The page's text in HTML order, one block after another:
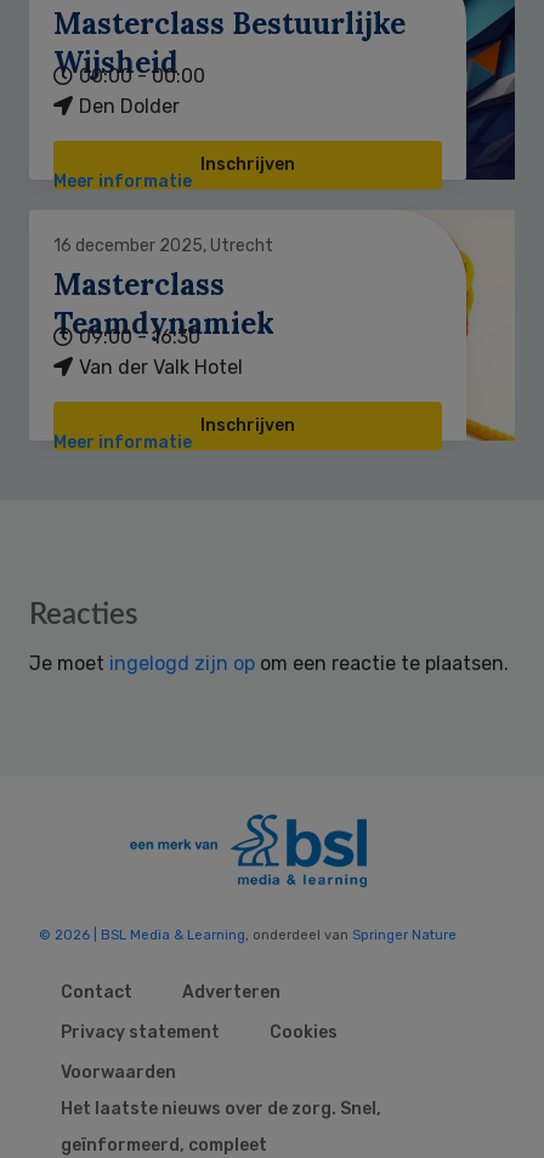
Masterclass Bestuurlijke
Wijsheid
00:00 - 00:00
Den Dolder
Inschrijven
Meer informatie
16 december 2025, Utrecht
Masterclass
Teamdynamiek
09:00 - 16:30
Van der Valk Hotel
Inschrijven
Meer informatie
Reader
Reacties
Je moet ingelogd zijn op om een reactie te plaatsen.
© 2026 | BSL Media & Learning , onderdeel van Springer Nature
Contact
Adverteren
Privacy statement
Cookies
Voorwaarden
Het laatste nieuws over de zorg. Snel,
geïnformeerd, compleet